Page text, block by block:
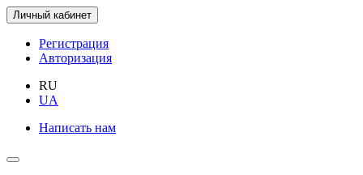
Личный кабинет
Регистрация
Авторизация
RU
UA
Написать нам